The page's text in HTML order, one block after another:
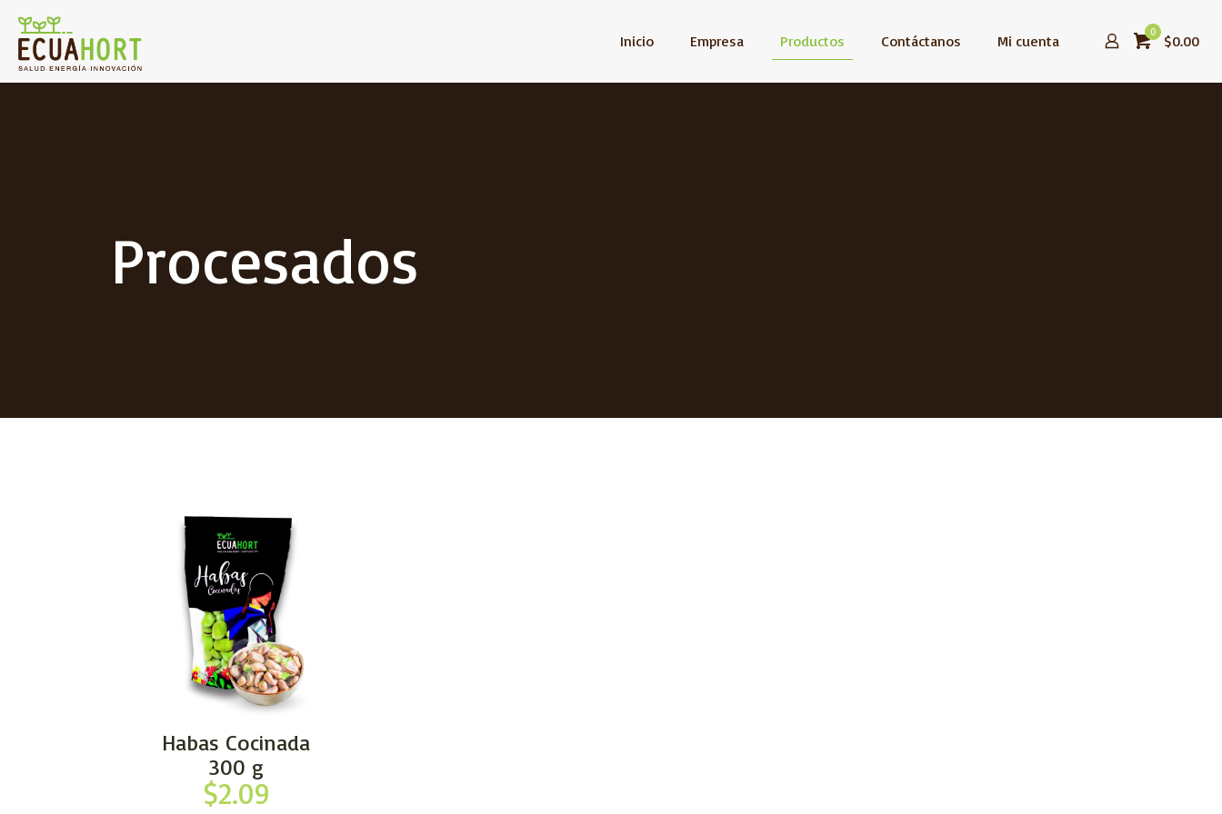
Inicio Empresa Productos Contáctanos Mi cuenta 0 $0.00
Procesados
Habas Cocinada
300 g
$2.09